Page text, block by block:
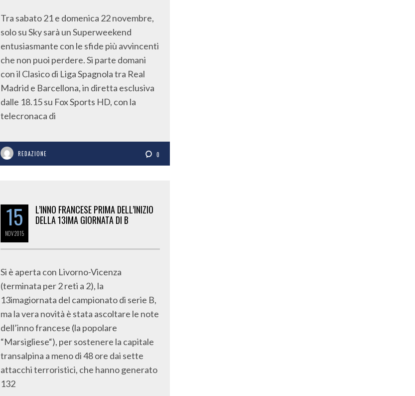
Tra sabato 21 e domenica 22 novembre,
solo su Sky sarà un Superweekend
entusiasmante con le sfide più avvincenti
che non puoi perdere. Si parte domani
con il Clasico di Liga Spagnola tra Real
Madrid e Barcellona, in diretta esclusiva
dalle 18.15 su Fox Sports HD, con la
telecronaca di
REDAZIONE 0
15
NOV2015
L’INNO FRANCESE PRIMA DELL’INIZIO
DELLA 13IMA GIORNATA DI B
Si è aperta con Livorno-Vicenza
(terminata per 2 reti a 2), la
13imagiornata del campionato di serie B,
ma la vera novità è stata ascoltare le note
dell’inno francese (la popolare
“Marsigliese“), per sostenere la capitale
transalpina a meno di 48 ore dai sette
attacchi terroristici, che hanno generato
132